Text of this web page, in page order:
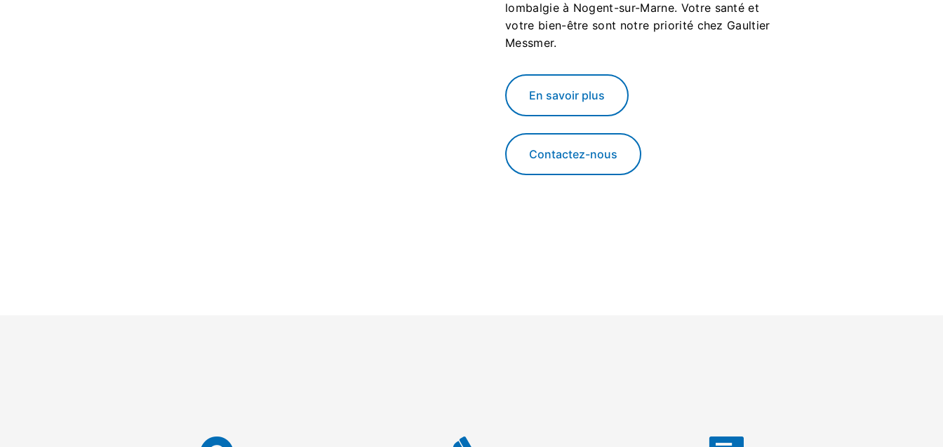
lombalgie à Nogent-sur-Marne. Votre santé et
votre bien-être sont notre priorité chez Gaultier
Messmer.
En savoir plus
Contactez-nous